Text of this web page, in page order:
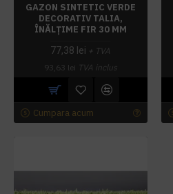
GAZON SINTETIC VERDE
DECORATIV TALIA,
ÎNĂLȚIME FIR 30 MM
77,38 lei + TVA
93,63 lei TVA inclus
Cumpara acum